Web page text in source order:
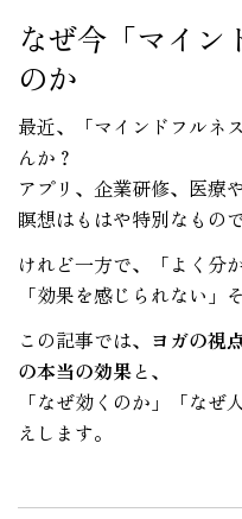
なぜ今「マイン
のか
最近、「マインドフルネ
んか？
アプリ、企業研修、医療
瞑想はもはや特別なもの
けれど一方で、「よく分
「効果を感じられない」
この記事では、 ヨガの視
の本当の効果と、
「なぜ効くのか」「な
えします。